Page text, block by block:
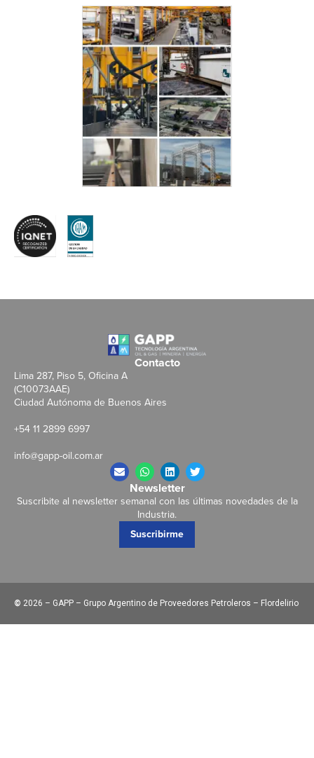
Contacto
Lima 287, Piso 5, Oficina A
(C10073AAE)
Ciudad Autónoma de Buenos Aires
+54 11 2899 6997
info@gapp-oil.com.ar
Newsletter
Suscribite al newsletter semanal con las últimas novedades de la
Industria.
Suscribirme
© 2026 – GAPP – Grupo Argentino de Proveedores Petroleros – Flordelirio